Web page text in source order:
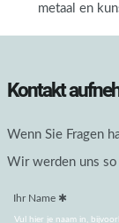
metaal en
Kontakt
Wenn Sie Fragen
Wir werden uns
Ihr Name